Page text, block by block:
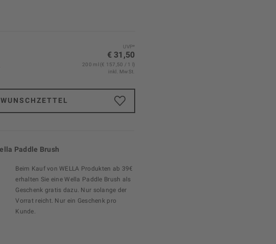
UVP*
€ 31,50
200 ml (€ 157,50 / 1 l)
inkl. MwSt.
Paddle Brush
Beim Kauf von WELLA Produkten ab 39€
erhalten Sie eine Wella Paddle Brush als
Geschenk gratis dazu. Nur solange der
Vorrat reicht. Nur ein Geschenk pro
Kunde.